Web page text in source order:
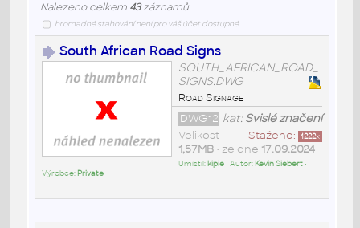
Nalezeno celkem 43záznamů
hromadné stahování není pro váš účet dostupné
South African Road Signs
SOUTH_AFRICAN_ROAD_
SIGNS.DWG
Road Signage
kat:Svislé značení
DWG12
Staženo: 1222x
Velikost
1,57MB• ze dne 17.09.2024
Umístil: kipie• Autor: Kevin Siebert•
Výrobce: Private